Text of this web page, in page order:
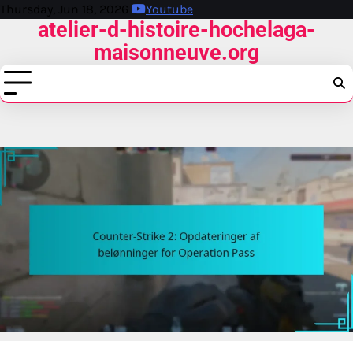
Skip
Thursday, Jun 18, 2026 Youtube
atelier-d-histoire-hochelaga-
maisonneuve.org